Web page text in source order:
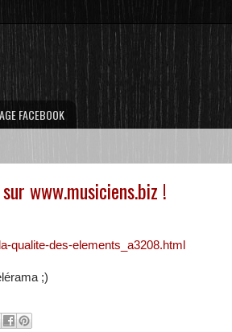
FACEBOOK
www.musiciens.biz !
qualite-des-elements_a3208.html
;)